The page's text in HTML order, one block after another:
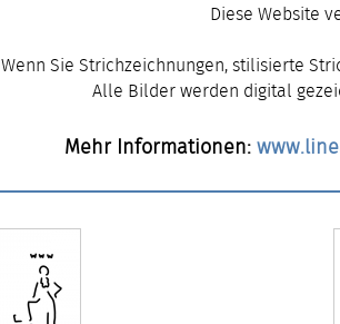
Diese Website
Wenn Sie Strichzeichnungen, stilisierte
Alle Bilder werden digital
Mehr Informationen: